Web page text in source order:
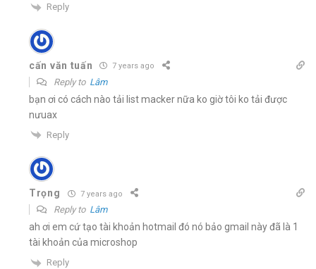
Reply
cấn văn tuấn 7 years ago
Reply to Lâm
bạn ơi có cách nào tải list macker nữa ko giờ tôi ko tải được
nưuax
Reply
Trọng 7 years ago
Reply to Lâm
ah ơi em cứ tạo tài khoản hotmail đó nó bảo gmail này đã là 1
tài khoản của microshop
Reply